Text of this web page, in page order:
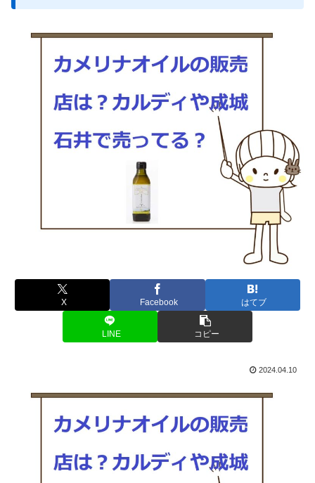
X Facebook はてブ
LINE コピー
2024.04.10